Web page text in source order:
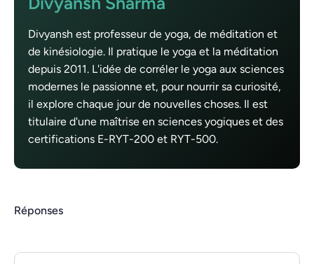
Divyansh est professeur de yoga, de méditation et
de kinésiologie. Il pratique le yoga et la méditation
depuis 2011. L'idée de corréler le yoga aux sciences
modernes le passionne et, pour nourrir sa curiosité,
il explore chaque jour de nouvelles choses. Il est
titulaire d'une maîtrise en sciences yogiques et des
certifications E-RYT-200 et RYT-500.
Réponses